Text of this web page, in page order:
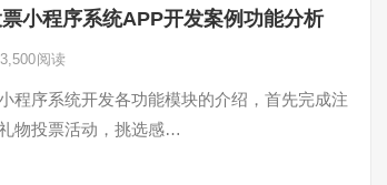
小程序系统APP开发案例功能分析
3,500阅读
程序系统开发各功能模块的介绍，首先完成注
物投票活动，挑选感…